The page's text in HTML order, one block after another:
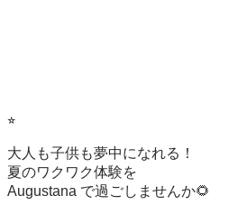
⭐︎
大人も子供も夢中になれる！
夏のワクワク体験を
Augustana で過ごしませんか🌻